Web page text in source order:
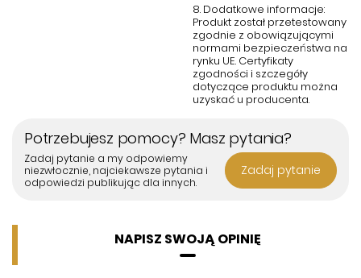
8. Dodatkowe informacje:
Produkt został przetestowany
zgodnie z obowiązującymi
normami bezpieczeństwa na
rynku UE. Certyfikaty
zgodności i szczegóły
dotyczące produktu można
uzyskać u producenta.
Potrzebujesz pomocy? Masz pytania?
Zadaj pytanie a my odpowiemy
niezwłocznie, najciekawsze pytania i
odpowiedzi publikując dla innych.
Zadaj pytanie
NAPISZ SWOJĄ OPINIĘ